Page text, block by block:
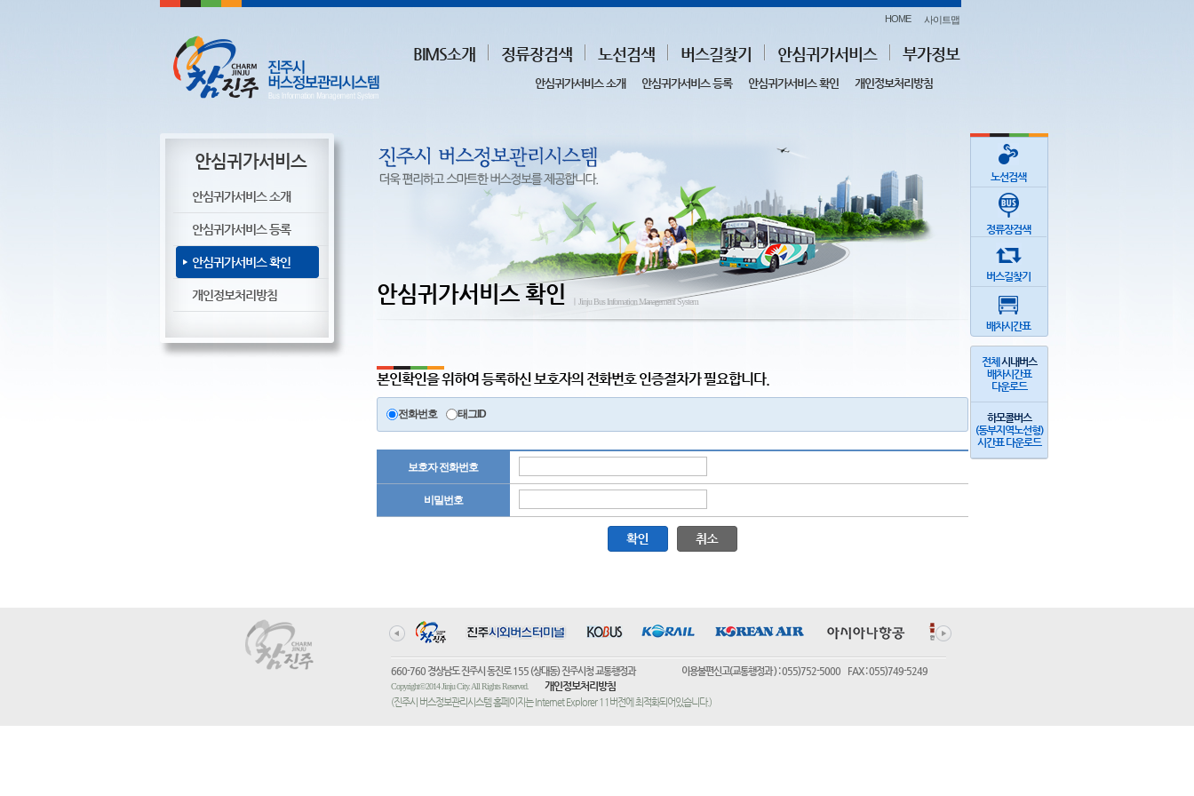
HOME 사이트맵
BIMS소개 정류장검색 노선검색 버스길찾기 안심귀가서비스 부가정보
안심귀가서비스 소개 안심귀가서비스 등록 안심귀가서비스 확인 개인정보처리방침
안심귀가서비스
안심귀가서비스 소개
안심귀가서비스 등록
안심귀가서비스 확인
개인정보처리방침 안심귀가서비스 확인 ㅣJinju Bus Infomation Management System
본인확인을 위하여 등록하신 보호자의 전화번호 인증절차가 필요합니다.
전화번호 태그ID
보호자 전화번호
비밀번호
노선검색
정류장검색
버스길찾기
배차시간표
전체 시내버스
배차시간표
다운로드
하모콜버스
(동부지역노선형)
시간표 다운로드
660-760 경상남도 진주시 동진로 155 (상대동) 진주시청 교통행정과 이용불편신고(교통행정과 ) : 055)752-5000 FAX : 055)749-5249
Copyright©2014 Jinju City. All Rights Reserved. 개인정보처리방침
(진주시 버스정보관리시스템 홈페이지는 Internet Explorer 11버전에 최적화되어있습니다.)